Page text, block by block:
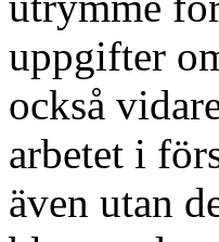
uppgifter
också
arbetet i
även utan